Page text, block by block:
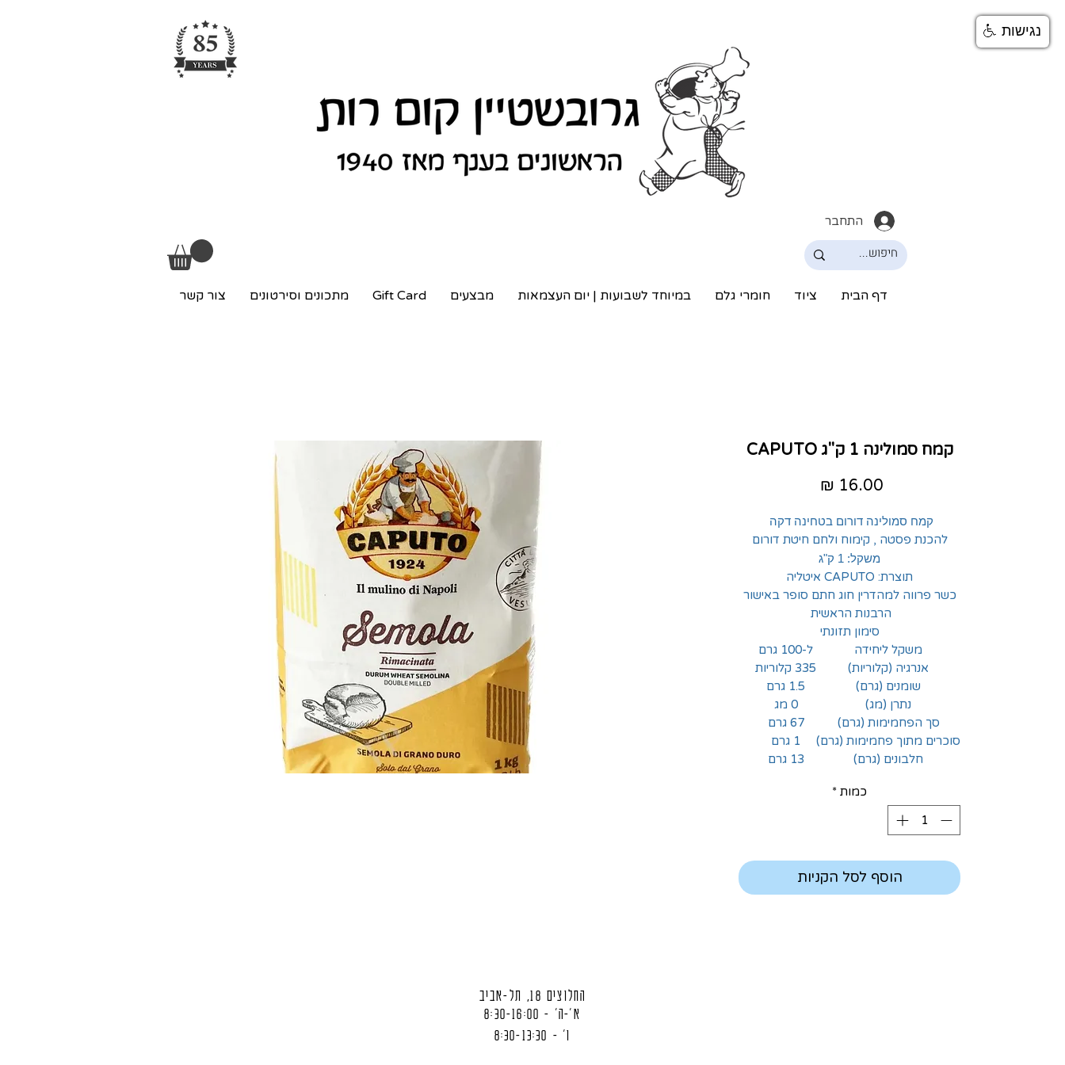
התחבר
דף הבית ציוד חומרי גלם במיוחד לשבועות | יום העצמאות מבצעים Gift Card מתכונים וסירטונים צור קשר
קמח סמולינה 1 ק"ג CAPUTO
קמח סמולינה דורום בטחינה דקה
להכנת פסטה , קימוח ולחם חיטת דורום
משקל: 1 ק"ג
תוצרת: CAPUTO איטליה
כשר פרווה למהדרין חוג חתם סופר באישור
הרבנות הראשית
סימון תזונתי
משקל ליחידה
ל-100 גרם
אנרגיה (קלוריות)
335 קלוריות
שומנים (גרם)
1.5 גרם
נתרן (מג)
0 מג
סך הפחמימות (גרם)
67 גרם
סוכרים מתוך פחמימות (גרם)
1 גרם
חלבונים (גרם)
13 גרם
כמות *
הוסף לסל הקניות
החלוצים 18, תל-אביב
א'-ה' - 8:30-16:00
ו' - 8:30-13:30
נגישות